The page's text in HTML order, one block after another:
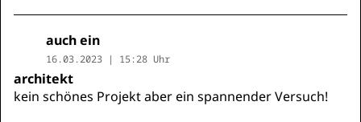
auch ein
16.03.2023 | 15:28 Uhr
architekt
kein schönes Projekt aber ein spannender Versuch!